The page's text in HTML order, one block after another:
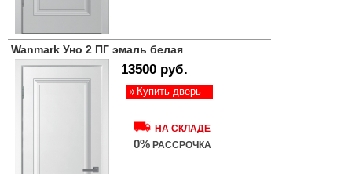
Wanmark Уно 2 ПГ эмаль белая
13500 руб.
Купить дверь
НА СКЛАДЕ
0% РАССРОЧКА